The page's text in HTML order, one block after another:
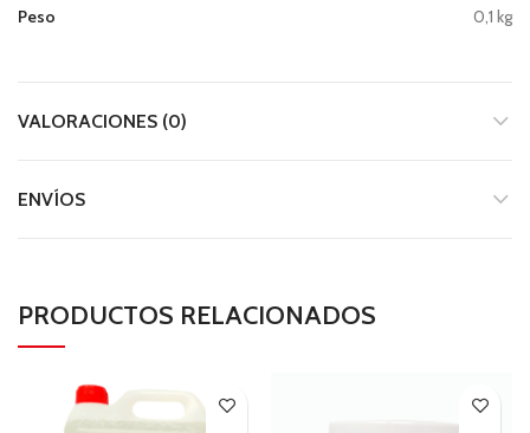
Peso 0,1 kg
VALORACIONES (0)
ENVÍOS
PRODUCTOS RELACIONADOS